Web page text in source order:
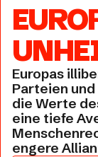
Europas
Parteien
die Werte
eine tiefe
engere